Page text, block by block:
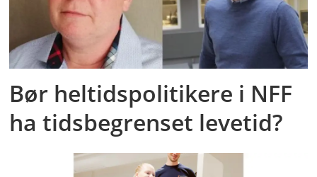
Bør heltidspolitikere i NFF
ha tidsbegrenset levetid?